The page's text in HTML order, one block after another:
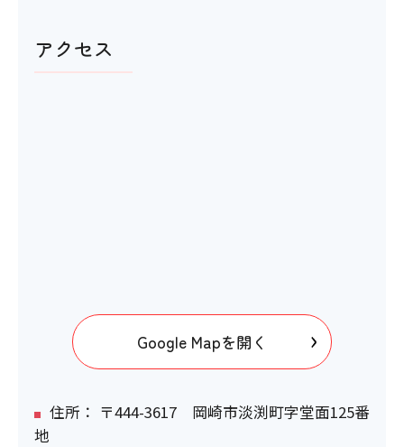
洋式トイレ
館内移動について
アクセス
Google Mapを開く
住所： 〒444-3617 岡崎市淡渕町字堂面125番
地